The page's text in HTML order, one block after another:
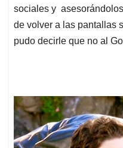
sociales y
de volver a las pantallas
pudo decirle que no al